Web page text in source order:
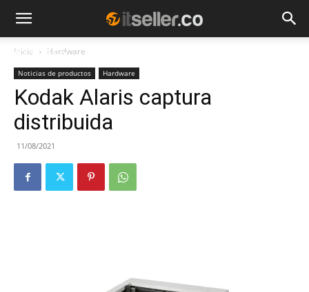
NOTICIAS
Inicio Hardware
Noticias de productos Hardware
Kodak Alaris captura
distribuida
11/08/2021